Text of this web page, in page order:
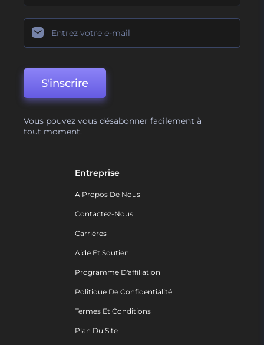
S'inscrire
Vous pouvez vous désabonner facilement à
tout moment.
Entreprise
A Propos De Nous
Contactez-Nous
Carrières
Aide Et Soutien
Programme D'affiliation
Politique De Confidentialité
Termes Et Conditions
Plan Du Site